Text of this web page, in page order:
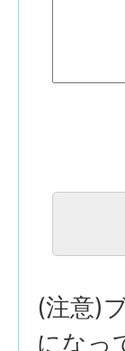
(注意)
になっ